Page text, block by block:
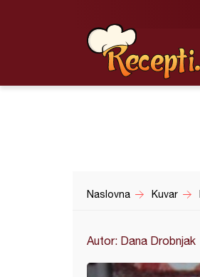
Naslovna Kuvar
Autor: Dana Drobnjak